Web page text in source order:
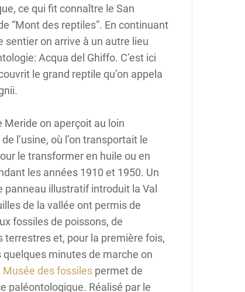
ce qui fit connaître le San
“Mont des reptiles”. En continuant
sentier on arrive à un autre lieu
Acqua del Ghiffo. C’est ici
le grand reptile qu’on appela
Meride on aperçoit au loin
l’usine, où l’on transportait le
le transformer en huile ou en
les années 1910 et 1950. Un
panneau illustratif introduit la Val
de la vallée ont permis de
fossiles de poissons, de
terrestres et, pour la première fois,
minutes de marche on
Musée des fossiles permet de
paléontologique. Réalisé par le